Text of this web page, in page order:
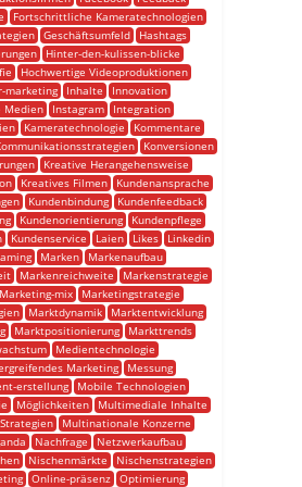
Fortschrittliche Kameratechnologien
Geschäftsumfeld
Hashtags
Hinter-den-kulissen-blicke
Hochwertige Videoproduktionen
marketing
Inhalte
Innovation
Medien
Instagram
Integration
Kameratechnologie
Kommentare
Konversionen
Kreative Herangehensweise
Kreatives Filmen
Kundenansprache
Kundenbindung
Kundenfeedback
Kundenorientierung
Kundenpflege
Kundenservice Laien Likes
Linkedin
Marken
Markenaufbau
Markenreichweite
Markenstrategie
Marketing-mix
Marketingstrategie
Marktdynamik
Marktentwicklung
Marktpositionierung
Markttrends
Medientechnologie
Marketing
Messung
erstellung
Mobile Technologien
Möglichkeiten
Multimediale Inhalte
Multinationale Konzerne
Nachfrage
Netzwerkaufbau
Nischenmärkte
Nischenstrategien
Online-präsenz Optimierung